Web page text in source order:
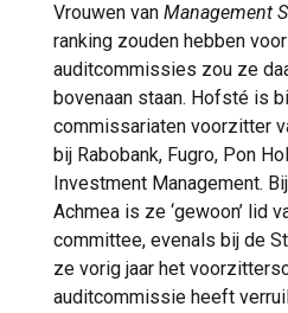
Vrouwen van Management
ranking zouden hebben
auditcommissies zou ze
bovenaan staan. Hofsté is
commissariaten voorzitter
bij Rabobank, Fugro, Pon
Investment Management.
Achmea is ze ‘gewoon’ lid
committee, evenals bij de
ze vorig jaar het
auditcommissie heeft